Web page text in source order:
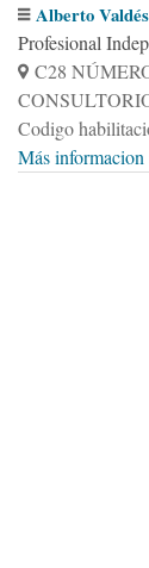
Alberto
Profesional
C28
Codigo
Más informacion